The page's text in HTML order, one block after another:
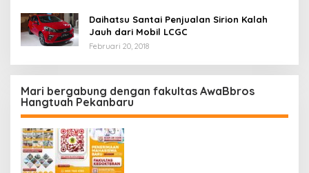
Daihatsu Santai Penjualan Sirion Kalah
Jauh dari Mobil LCGC
Februari 20, 2018
Mari bergabung dengan fakultas AwaBbros
Hangtuah Pekanbaru